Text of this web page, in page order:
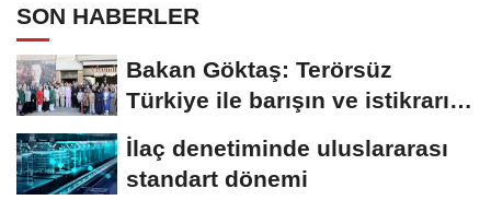
SON HABERLER
Bakan Göktaş: Terörsüz
Türkiye ile barışın ve istikrarın
güçlendiği...
İlaç denetiminde uluslararası
standart dönemi